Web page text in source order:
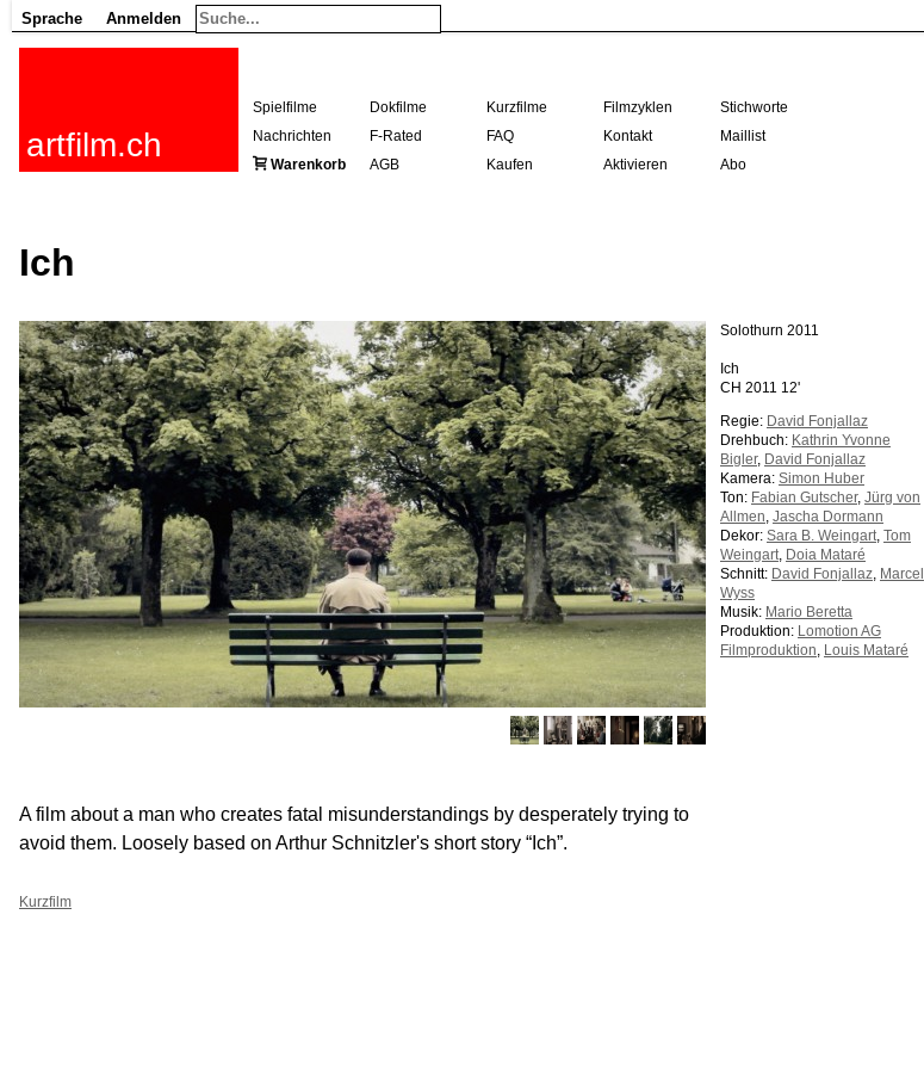
Sprache Anmelden
artfilm.ch
Spielfilme Dokfilme Kurzfilme Filmzyklen
Stichworte
Nachrichten
F-Rated FAQ Kontakt
Maillist
Warenkorb
AGB Kaufen Aktivieren Abo
Ich
Solothurn 2011
Ich
CH 2011 12'
Regie: David Fonjallaz
Drehbuch: Kathrin Yvonne
Bigler, David Fonjallaz
Kamera: Simon Huber
Ton: Fabian Gutscher, Jürg von
Allmen Jascha Dormann
Dekor: Sara B. Weingart Tom
Weingart Doia Mataré
Schnitt: David Fonjallaz Marcel
Wyss
Musik: Mario Beretta
Produktion: Lomotion AG
Filmproduktion Louis Mataré
A film about a man who creates fatal misunderstandings by desperately trying to
avoid them. Loosely based on Arthur Schnitzler's short story “Ich”.
Kurzfilm
216.73.216.72